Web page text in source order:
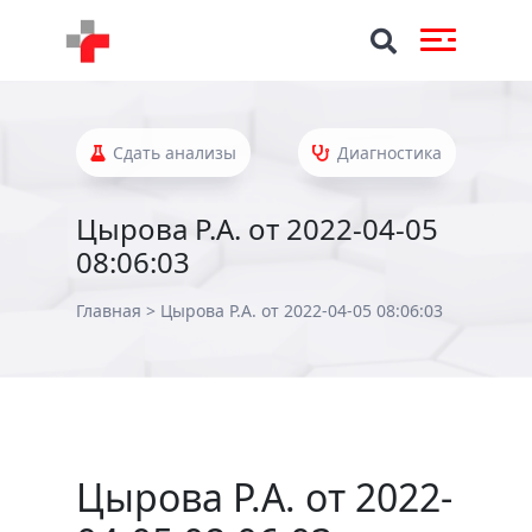
Сдать анализы Диагностика
Цырова Р.А. от 2022-04-05
08:06:03
Главная > Цырова Р.А. от 2022-04-05 08:06:03
Цырова Р.А. от 2022-